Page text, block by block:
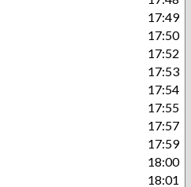
17:49
17:50
17:52
17:53
17:54
17:55
17:57
17:59
18:00
18:01